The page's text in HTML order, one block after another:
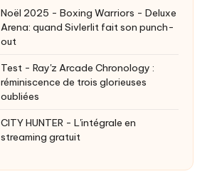
Noël 2025 - Boxing Warriors - Deluxe
Arena: quand Sivlerlit fait son punch-
out
Test - Ray'z Arcade Chronology :
réminiscence de trois glorieuses
oubliées
CITY HUNTER - L'intégrale en
streaming gratuit